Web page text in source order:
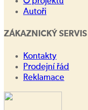
Autoři
ZÁKAZNICKÝ SERVIS
Kontakty
Prodejní řád
Reklamace